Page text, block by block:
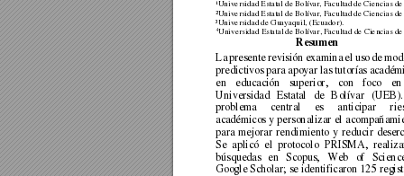
¹Universidad Estatal de Bolívar, Facultad de Ciencias de
²Universidad Estatal de Bolívar, Facultad de Ciencias
³Universidad de Guayaquil, (Ecuador).
4Universidad Estatal de Bolívar, Facultad de Ciencias de
Resumen
La presente revisión examina el uso de
predictivos para apoyar las tutorías
en
educación superior, con foco
en
Universidad
Estatal de B olívar
problema
central es anticipar
académicos y personalizar el
para mejorar rendimiento y reducir
Se aplicó el protocolo PRISMA,
búsquedas
en Scopus, Web of
Google Scholar; se identificaron 125 r